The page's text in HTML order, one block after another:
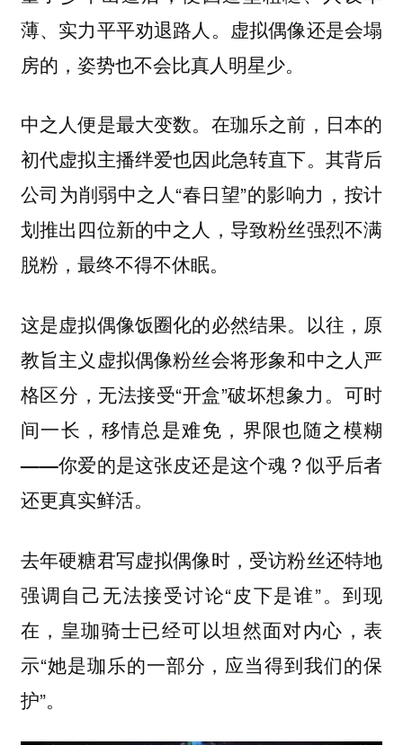
薄、实力平平劝退路人。虚拟偶像还是会塌
房的，姿势也不会比真人明星少。
中之人便是最大变数。在珈乐之前，日本的
初代虚拟主播绊爱也因此急转直下。其背后
公司为削弱中之人“春日望”的影响力，按计
划推出四位新的中之人，导致粉丝强烈不满
脱粉，最终不得不休眠。
这是虚拟偶像饭圈化的必然结果。以往，原
教旨主义虚拟偶像粉丝会将形象和中之人严
格区分，无法接受“开盒”破坏想象力。 可时
间一长，移情总是难免，界限也随之模糊
——你爱的是这张皮还是这个魂？似乎后者
还更真实鲜活。
去年硬糖君写虚拟偶像时，受访粉丝还特地
强调自己无法接受讨论“皮下是谁”。到现
在，皇珈骑士已经可以坦然面对内心，表
示“她是珈乐的一部分，应当得到我们的保
护”。